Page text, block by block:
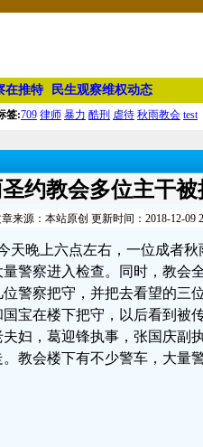
在推特 民生观察维权动态
签:709 律师 暴力 酷刑 虐待 秋雨教会 test
约教会多位主干被
来源：本站原创 更新时间：2018-12-09
天晚上六点左右，一位成者
警察进入检查。同时，教会
警察把守，并把去看望的三
宝在楼下把守，以后看到被
妇，葛迎锋执事，张国庆副
教会楼下有不少警车，大量